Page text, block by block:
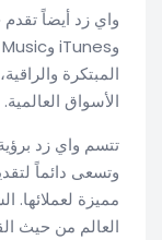
المبتكرة
الأسواق العالمية.
تتسم واي زد
وتسعى دائماً
مميزة لعملائها.
العالم من حيث